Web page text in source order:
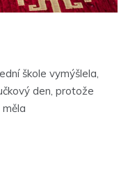
škole vymýšlela,
den, protože